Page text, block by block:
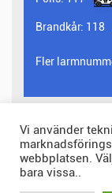
Brandkår: 118
Fler
© 2026
Vi använder
webbplatsen.
bara vissa..